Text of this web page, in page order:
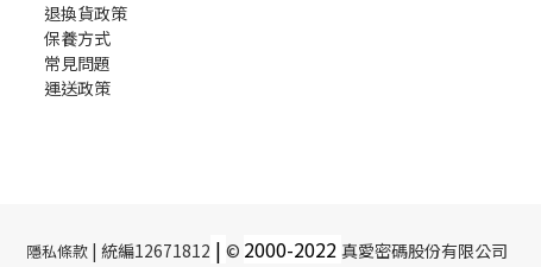
退換貨政策
保養方式
常見問題
運送政策
隱私條款| 統編12671812 | © 2000-2022 真愛密碼股份有限公司